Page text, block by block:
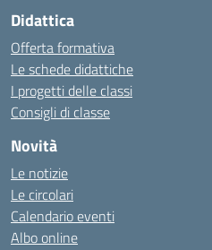
Didattica
Offerta formativa
Le schede didattiche
I progetti delle classi
Consigli di classe
Novità
Le notizie
Le circolari
Calendario eventi
Albo online